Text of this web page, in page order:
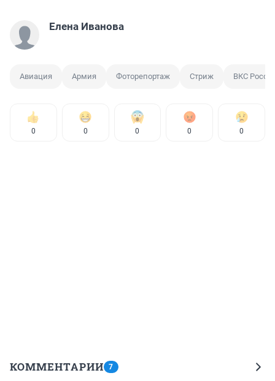
Елена Иванова
Авиация Армия Фоторепортаж Стриж ВКС
0 0 0 0 0
КОММЕНТАРИИ 7